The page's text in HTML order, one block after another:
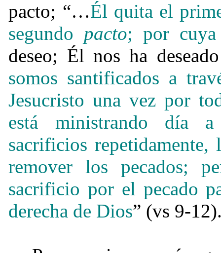
pacto; “…Él quita el
segundo pacto; por
deseo; Él nos ha
somos santificados a
Jesucristo una vez por
está ministrando día
sacrificios repetidamente,
remover los pecados;
sacrificio por el pecado
derecha de Dios” (vs 9-